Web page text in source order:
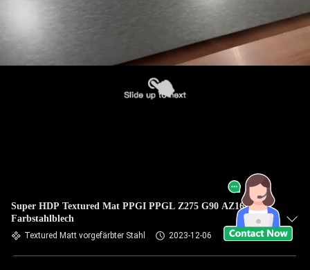
Super HDP Textured Mat PPGI PPGL Z275 G90 AZ165
Farbstahlblech
Textured Matt vorgefärbter Stahl 2023-12-06